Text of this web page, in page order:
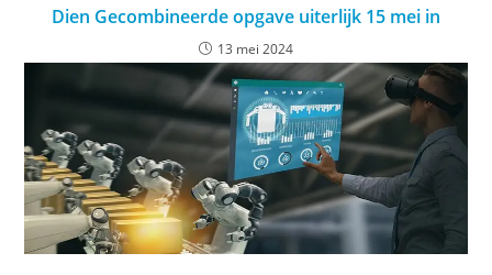
Dien Gecombineerde opgave uiterlijk 15 mei in
13 mei 2024